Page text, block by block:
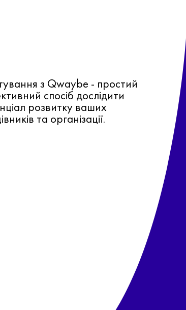
з Qwaybe - простий
спосіб дослідити
розвитку ваших
та організації.